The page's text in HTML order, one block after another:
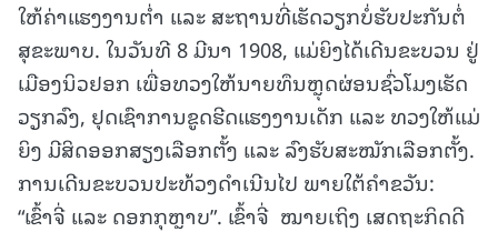
ໃຫ້ຄ່າແຮງງານຕ່ຳ ແລະ ສະຖານທີ່ເຮັດວຽກບໍ່ຮັບປະກັນຕໍ່
ສຸຂະພາບ. ໃນວັນທີ 8 ມີນາ 1908, ແມ່ຍິງໄດ້ເດີນຂະບວນ ຢູ່
ເມືອງນິວຢອກ ເພື່ອທວງໃຫ້ນາຍທຶນຫຼຸດຜ່ອນຊົ່ວໂມງເຮັດ
ວຽກລົງ, ຢຸດເຊົາການຂູດຮີດແຮງງານເດັກ ແລະ ທວງໃຫ້ແມ່
ຍິງ ມີສິດອອກສຽງເລືອກຕັ້ງ ແລະ ລົງຮັບສະໝັກເລືອກຕັ້ງ.
ການເດີນຂະບວນປະທ້ວງດໍາເນີນໄປ ພາຍໃຕ້ຄໍາຂວັນ:
“ເຂົ້າຈີ່ ແລະ ດອກກຸຫຼາບ”. ເຂົ້າຈີ່ ໝາຍເຖິງ ເສດຖະກິດດີ